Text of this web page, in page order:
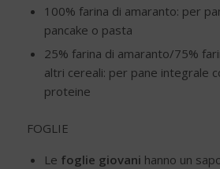
100% farina di amaranto: per
pancake o pasta
25% farina di amaranto/75%
altri cereali: per pane integrale
proteine
FOGLIE
Le foglie giovani hanno un